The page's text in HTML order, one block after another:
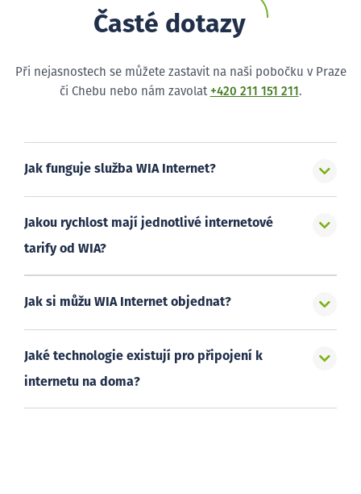
Časté dotazy
Při nejasnostech se můžete zastavit na naši pobočku v Praze
či Chebu nebo nám zavolat +420 211 151 211 .
Jak funguje služba WIA Internet?
Jakou rychlost mají jednotlivé internetové
tarify od WIA?
Jak si můžu WIA Internet objednat?
Jaké technologie existují pro připojení k
internetu na doma?